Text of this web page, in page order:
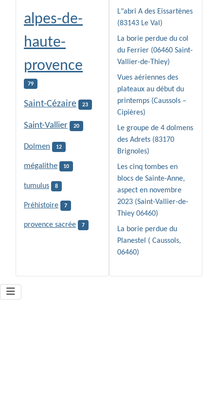
alpes-de-
haute-
provence
79
Saint-Cézaire 23
Saint-Vallier 20
Dolmen 12
mégalithe 10
tumulus 8
Préhistoire 7
provence sacrée 7
L"abri A des Eissartènes
(83143 Le Val)
La borie perdue du col
du Ferrier (06460 Saint-
Vallier-de-Thiey)
Vues aériennes des
plateaux au début du
printemps (Caussols –
Cipières)
Le groupe de 4 dolmens
des Adrets (83170
Brignoles)
Les cinq tombes en
blocs de Sainte-Anne,
aspect en novembre
2023 (Saint-Vallier-de-
Thiey 06460)
La borie perdue du
Planestel ( Caussols,
06460)